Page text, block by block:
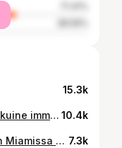
15.3k
21 WITH NO KIIIIDDDSSSS Hei aekuine immeinen se minäki vua tahon olla. Ikä 20 oli paras ikä evör mut päätin et 21 on varmasti vielä parempi, koska ruohohan on aina vihreempää sillä puolella missä oon🎂 Lookin teki paras @wilmajoensson 💋 ja kuvat paras @annaikaheimonen 💅🏻 10.4k
MÄ OON NIIIN STADIIIIIIII Suomen Miamissa kaikki hienosti! Ikävä kuitenkin Suomen Balille eli Siilinjärvelle 7.3k